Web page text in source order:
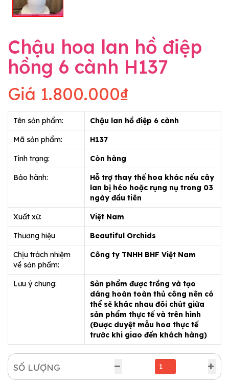
Chậu hoa lan hồ điệp
hồng 6 cành H137
Giá 1.800.000₫
Tên sản phẩm: Chậu lan hồ điệp 6 cành
Mã sản phẩm: H137
Tình trạng: Còn hàng
Bảo hành:
Hỗ trợ thay thế hoa khác nếu cây
lan bị héo hoặc rụng nụ trong 03
ngày đầu tiên
Xuất xứ: Việt Nam
Thương hiệu Beautiful Orchids
Chịu trách nhiệm
về sản phẩm:
Công ty TNHH BHF Việt Nam
Lưu ý chung:
Sản phẩm được trồng và tạo
dáng hoàn toàn thủ công nên có
thể sẽ khác nhau đôi chút giữa
sản phẩm thực tế và trên hình
(Được duyệt mẫu hoa thực tế
trước khi giao đến khách hàng)
SỐ LƯỢNG